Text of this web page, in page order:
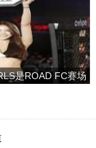
是ROAD FC赛场